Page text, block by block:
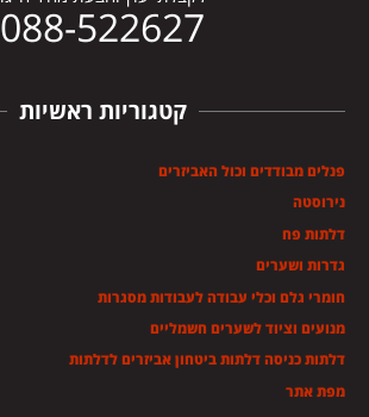
088-522627
קטגוריות ראשיות
פנלים מבודדים וכול האביזרים
נירוסטה
דלתות פח
גדרות ושערים
חומרי גלם וכלי עבודה לעבודות מסגרות
מנועים וציוד לשערים חשמליים
דלתות כניסה דלתות ביטחון אביזרים לדלתות
מפת אתר